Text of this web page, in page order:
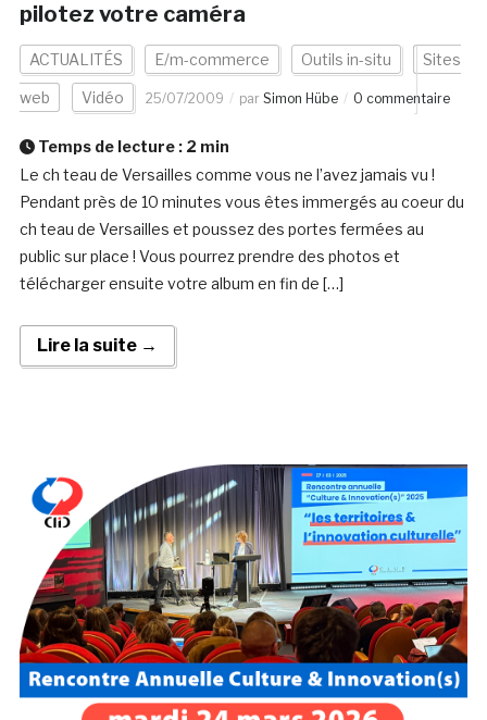
pilotez votre caméra
ACTUALITÉS E/m-commerce Outils in-situ Sites
web Vidéo 25/07/2009 par Simon Hübe 0 commentaire
Temps de lecture : 2 min
Le ch teau de Versailles comme vous ne l’avez jamais vu !
Pendant près de 10 minutes vous êtes immergés au coeur du
ch teau de Versailles et poussez des portes fermées au
public sur place ! Vous pourrez prendre des photos et
télécharger ensuite votre album en fin de […]
Lire la suite →